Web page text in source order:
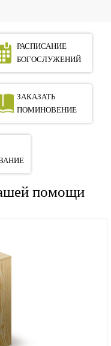
РАСПИСАНИЕ
БОГОСЛУЖЕНИЙ
ЗАКАЗАТЬ
ПОМИНОВЕНИЕ
помощи